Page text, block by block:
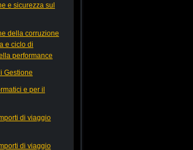
e sicurezza sul
della corruzione
e ciclo di
performance
Gestione
e per il
di viaggio
di viaggio